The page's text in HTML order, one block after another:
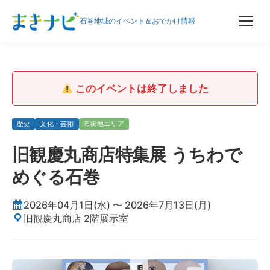
石巻地域のイベント＆おでかけ情報
このイベントは終了しました
歴史 文化・芸術 市街地エリア
旧観慶丸商店特集展 うちわで
めぐる石巻
2026年04月1日(水) 〜 2026年7月13日(月)
旧観慶丸商店 2階展示室